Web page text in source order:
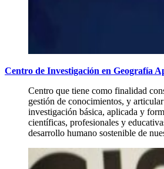
Centro de Investigación en Geografía
Centro que tiene como finalidad
gestión de conocimientos, y
investigación básica, aplicada y
científicas, profesionales y
desarrollo humano sostenible de